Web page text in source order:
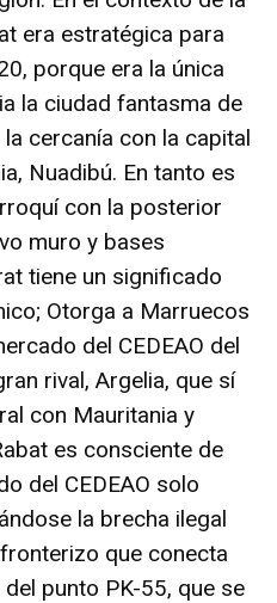
era estratégica para
porque era la única
la ciudad fantasma de
cercanía con la capital
Nuadibú. En tanto es
con la posterior
muro y bases
tiene un significado
Otorga a Marruecos
del CEDEAO del
rival, Argelia, que sí
con Mauritania y
es consciente de
del CEDEAO solo
la brecha ilegal
que conecta
punto PK-55, que se